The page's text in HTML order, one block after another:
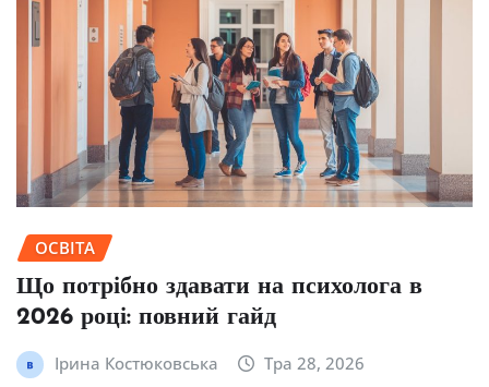
ОСВІТА
Що потрібно здавати на психолога в
2026 році: повний гайд
Ірина Костюковська Тра 28, 2026